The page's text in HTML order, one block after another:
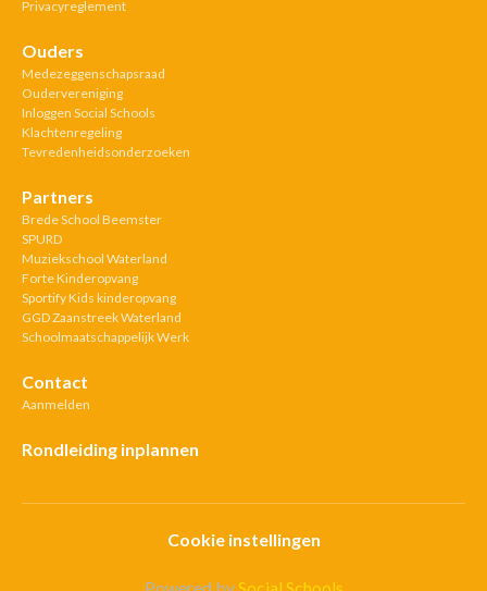
Privacyreglement
Ouders
Medezeggenschapsraad
Oudervereniging
Inloggen Social Schools
Klachtenregeling
Tevredenheidsonderzoeken
Partners
Brede School Beemster
SPURD
Muziekschool Waterland
Forte Kinderopvang
Sportify Kids kinderopvang
GGD Zaanstreek Waterland
Schoolmaatschappelijk Werk
Contact
Aanmelden
Rondleiding inplannen
Cookie instellingen